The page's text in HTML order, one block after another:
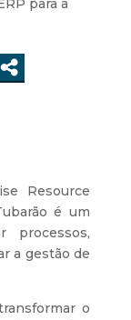
Resource
é um
processos,
a gestão de
o